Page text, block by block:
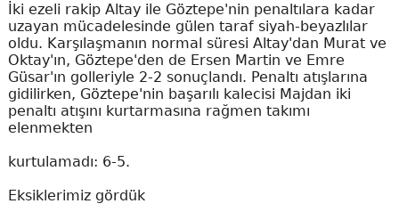
İki ezeli rakip Altay ile Göztepe'nin penaltılara kadar
uzayan mücadelesinde gülen taraf siyah-beyazlılar
oldu. Karşılaşmanın normal süresi Altay'dan Murat ve
Oktay'ın, Göztepe'den de Ersen Martin ve Emre
Güsar'ın golleriyle 2-2 sonuçlandı. Penaltı atışlarına
gidilirken, Göztepe'nin başarılı kalecisi Majdan iki
penaltı atışını kurtarmasına rağmen takımı
elenmekten
kurtulamadı: 6-5.
Eksiklerimiz gördük